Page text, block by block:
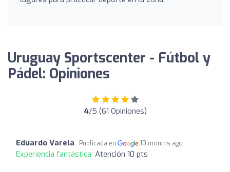
Uruguay Sportscenter - Fútbol y
Pádel: Opiniones
4/5 (61 Opiniones)
Eduardo Varela Publicada en 10 months ago
Experiencia fantástica: Atención 10 pts